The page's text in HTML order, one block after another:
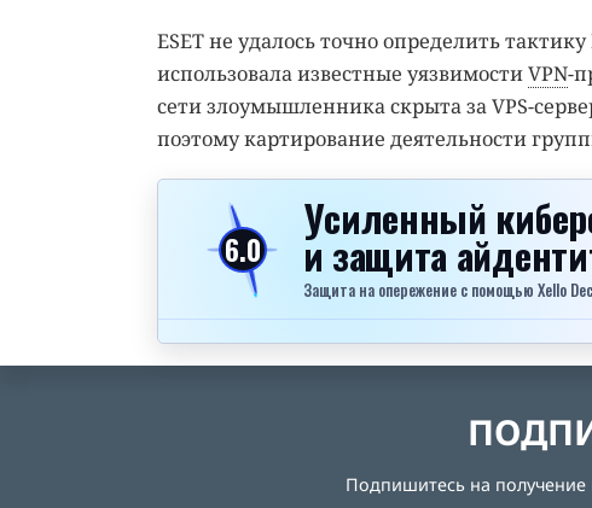
ESET не удалось точно определить
использовала известные уязвимостиVPN-
сети злоумышленника скрыта за VPS-
поэтому картирование деятельности
6.0
Усиленный
и защита
Защита на опережение с помощью Xello
Подпишитесь на получение